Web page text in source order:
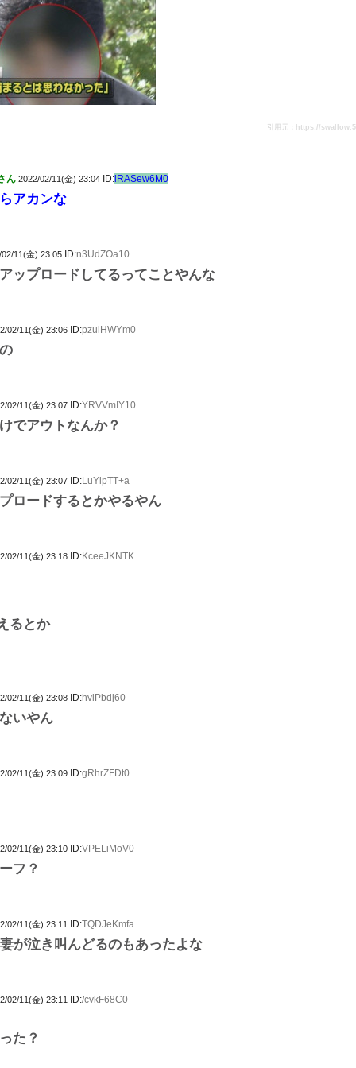
引用元：https://
ん 2022/02/11(金) 23:04 ID:iRASew6M0
アカンな
02/11(金) 23:05 ID:n3UdZOa10
ップロードしてるってことやんな
02/11(金) 23:06 ID:pzuiHWYm0
02/11(金) 23:07 ID:YRVVmIY10
でアウトなんか？
02/11(金) 23:07 ID:LuYlpTT+a
ロードするとかやるやん
02/11(金) 23:18 ID:KceeJKNTK
るとか
02/11(金) 23:08 ID:hvlPbdj60
いやん
02/11(金) 23:09 ID:gRhrZFDt0
02/11(金) 23:10 ID:VPELiMoV0
フ？
02/11(金) 23:11 ID:TQDJeKmfa
が泣き叫んどるのもあったよな
02/11(金) 23:11 ID:/cvkF68C0
た？